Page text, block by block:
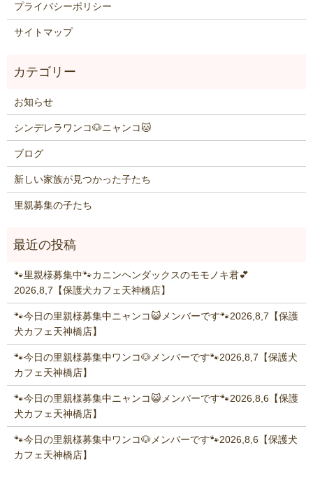
プライバシーポリシー
サイトマップ
お知らせ
シンデレラワンコ🐶ニャンコ🐱
ブログ
新しい家族が見つかった子たち
里親募集の子たち
🐾里親様募集中🐾カニンヘンダックスのモモノキ君💕
2026,8,7【保護犬カフェ天神橋店】
🐾今日の里親様募集中ニャンコ😺メンバーです🐾2026,8,7【保護
犬カフェ天神橋店】
🐾今日の里親様募集中ワンコ🐶メンバーです🐾2026,8,7【保護犬
カフェ天神橋店】
🐾今日の里親様募集中ニャンコ😺メンバーです🐾2026,8,6【保護
犬カフェ天神橋店】
🐾今日の里親様募集中ワンコ🐶メンバーです🐾2026,8,6【保護犬
カフェ天神橋店】